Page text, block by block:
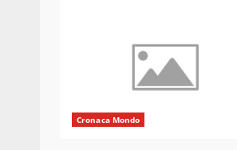
Cronaca Mondo